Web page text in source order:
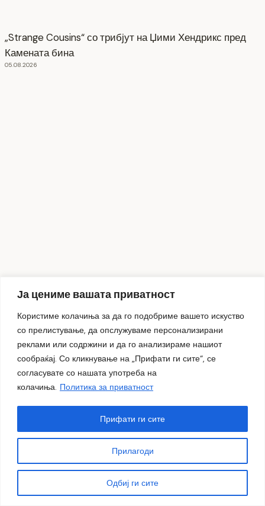
Ја цениме вашата приватност
Користиме колачиња за да го подобриме вашето искуство
со прелистување, да опслужуваме персонализирани
реклами или содржини и да го анализираме нашиот
сообраќај. Со кликнување на „Прифати ги сите“, се
согласувате со нашата употреба на
колачиња. Политика за приватност
Прилагоди
Одбиј ги сите
Прифати ги сите
„Strange Cousins“ со трибјут на Џими Хендрикс пред
Камената бина
05.08.2026
– изложба на Александра и Илија Ацески